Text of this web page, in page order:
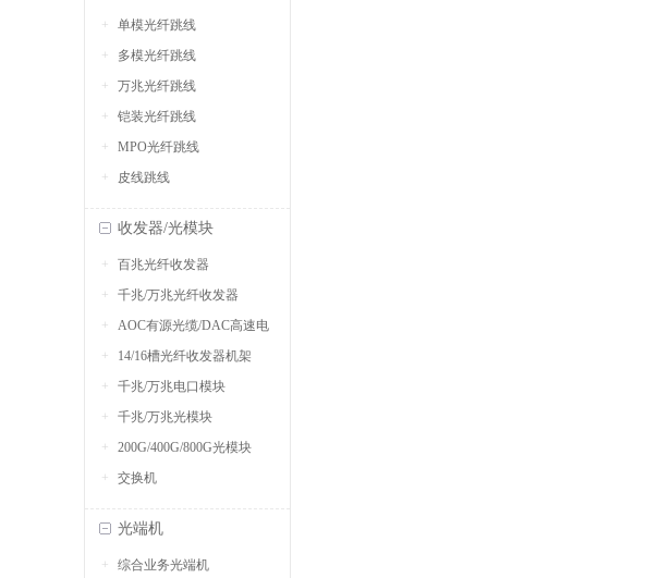
单模光纤跳线
多模光纤跳线
万兆光纤跳线
铠装光纤跳线
MPO光纤跳线
皮线跳线
收发器/光模块
百兆光纤收发器
千兆/万兆光纤收发器
AOC有源光缆/DAC高速电
缆
14/16槽光纤收发器机架
千兆/万兆电口模块
千兆/万兆光模块
200G/400G/800G光模块
交换机
光端机
综合业务光端机